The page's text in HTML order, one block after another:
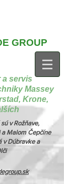
GROUP
a servis
Massey
Krone,
v Rožňave,
Malom Čepčíne
v Dúbravke a